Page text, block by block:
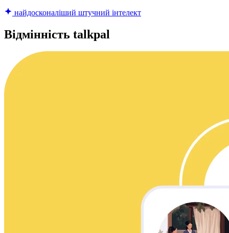
найдосконаліший штучний інтелект
Відмінність talkpal